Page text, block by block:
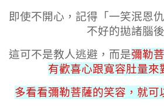
即使不開心，記得「一笑泯恩
不好的拋諸腦
這可不是教人逃避，而是彌勒
有歡喜心跟寬容肚量來
多看看彌勒菩薩的笑容，就可